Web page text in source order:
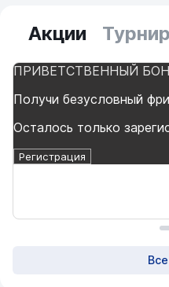
Акции
ПРИВЕТСТВЕННЫЙ
Получи безусловный
Осталось только
Регистрация